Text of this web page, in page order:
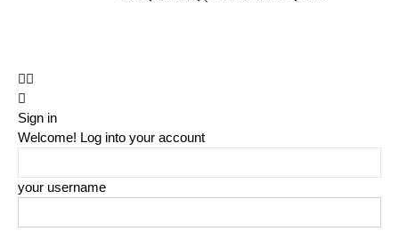
Sign in
Welcome! Log into your account
your username